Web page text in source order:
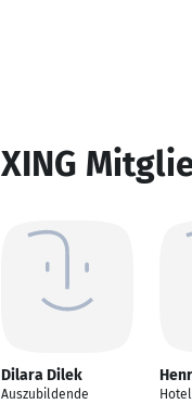
XING
Dilara Dilek
Auszubildende